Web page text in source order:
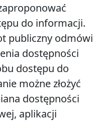
do informacji.
publiczny odmówi
dostępności
dostępu do
możne złożyć
dostępności
aplikacji